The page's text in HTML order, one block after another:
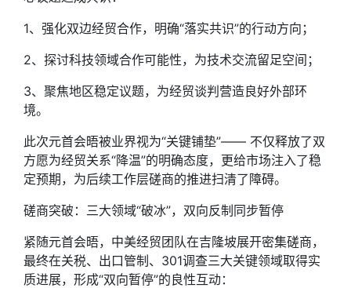
1、强化双边经贸合作，明确“落实共识”的行动方向；
2、探讨科技领域合作可能性，为技术交流留足空间；
3、聚焦地区稳定议题，为经贸谈判营造良好外部环
境。
此次元首会晤被业界视为“关键铺垫”—— 不仅释放了双
方愿为经贸关系“降温”的明确态度，更给市场注入了稳
定预期，为后续工作层磋商的推进扫清了障碍。
磋商突破：三大领域“破冰”，双向反制同步暂停
紧随元首会晤，中美经贸团队在吉隆坡展开密集磋商，
最终在关税、出口管制、301调查三大关键领域取得实
质进展，形成“双向暂停”的良性互动：